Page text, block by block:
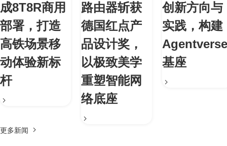
成8T8R商用
部署，打造
高铁场景移
动体验新标
杆
路由器斩获
德国红点产
品设计奖，
以极致美学
重塑智能网
络底座
创新方向与
实践，构建
Agentverse
基座
更多新闻